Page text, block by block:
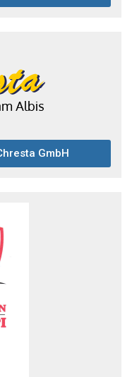
GmbH